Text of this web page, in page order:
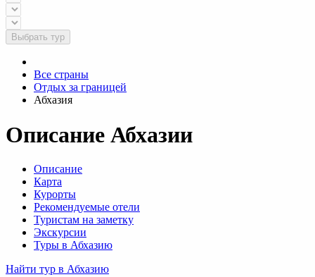
Выбрать тур
Все страны
Отдых за границей
Абхазия
Описание Абхазии
Описание
Карта
Курорты
Рекомендуемые отели
Туристам на заметку
Экскурсии
Туры в Абхазию
Найти тур в Абхазию